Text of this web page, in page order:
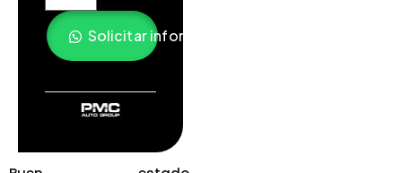
Solicitar información